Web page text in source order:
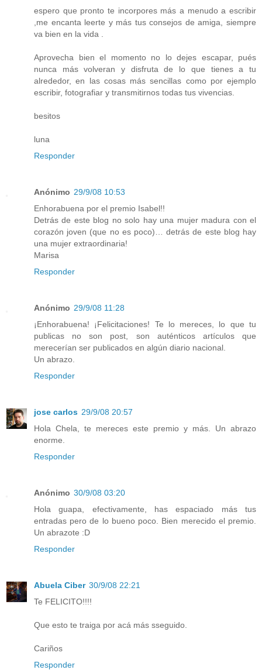
espero que pronto te incorpores más a menudo a escribir
,me encanta leerte y más tus consejos de amiga, siempre
va bien en la vida .
Aprovecha bien el momento no lo dejes escapar, pués
nunca más volveran y disfruta de lo que tienes a tu
alrededor, en las cosas más sencillas como por ejemplo
escribir, fotografiar y transmitirnos todas tus vivencias.
besitos
luna
Responder
Anónimo 29/9/08 10:53
Enhorabuena por el premio Isabel!!
Detrás de este blog no solo hay una mujer madura con el
corazón joven (que no es poco)… detrás de este blog hay
una mujer extraordinaria!
Marisa
Responder
Anónimo 29/9/08 11:28
¡Enhorabuena! ¡Felicitaciones! Te lo mereces, lo que tu
publicas no son post, son auténticos artículos que
merecerían ser publicados en algún diario nacional.
Un abrazo.
Responder
jose carlos 29/9/08 20:57
Hola Chela, te mereces este premio y más. Un abrazo
enorme.
Responder
Anónimo 30/9/08 03:20
Hola guapa, efectivamente, has espaciado más tus
entradas pero de lo bueno poco. Bien merecido el premio.
Un abrazote :D
Responder
Abuela Ciber 30/9/08 22:21
Te FELICITO!!!!
Que esto te traiga por acá más sseguido.
Cariños
Responder